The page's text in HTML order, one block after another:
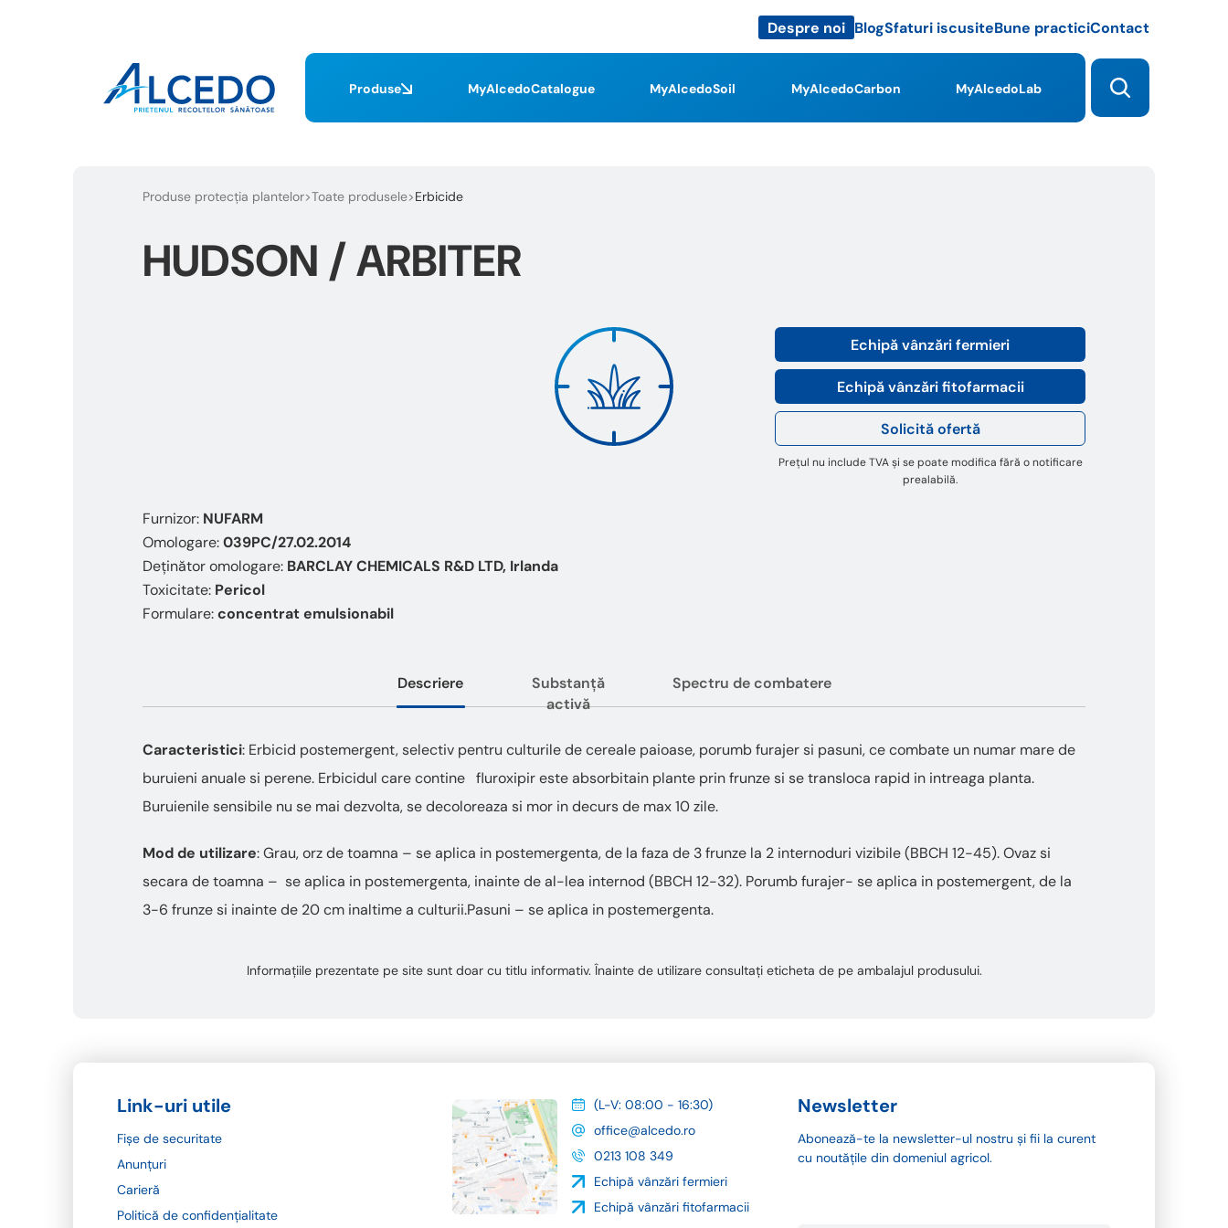
Produse MyAlcedoCatalogue MyAlcedoSoil MyAlcedoCarbon MyAlcedoLab
Despre noi BlogSfaturi iscusiteBune practiciContact
Produse protecția plantelor Toate produsele Erbicide
HUDSON / ARBITER
Echipă vânzări fermieri
Echipă vânzări fitofarmacii
Solicită ofertă
Prețul nu include TVA și se poate modifica fără o notificare
prealabilă.
Furnizor: NUFARM
Omologare:039PC/27.02.2014
Deținător omologare: BARCLAY CHEMICALS R&D LTD, Irlanda
Toxicitate: Pericol
Formulare:concentrat emulsionabil
Descriere
Caracteristici: Erbicid postemergent, selectiv pentru culturile de cereale paioase, porumb furajer si pasuni, ce combate un numar mare de
buruieni anuale si perene. Erbicidul care contine fluroxipir este absorbitain plante prin frunze si se transloca rapid in intreaga planta.
Buruienile sensibile nu se mai dezvolta, se decoloreaza si mor in decurs de max 10 zile.
Mod de utilizare: Grau, orz de toamna – se aplica in postemergenta, de la faza de 3 frunze la 2 internoduri vizibile (BBCH 12-45). Ovaz si
secara de toamna – se aplica in postemergenta, inainte de al-lea internod (BBCH 12-32). Porumb furajer- se aplica in postemergent, de la
3-6 frunze si inainte de 20 cm inaltime a culturii.Pasuni – se aplica in postemergenta.
Substanță
activă
Spectru de combatere
Informațiile prezentate pe site sunt doar cu titlu informativ. Înainte de utilizare consultați eticheta de pe ambalajul produsului.
Link-uri utile
Fișe de securitate
Anunțuri
Carieră
Politică de confidențialitate
(L-V: 08:00 - 16:30)
office@alcedo.ro
0213 108 349
Echipă vânzări fermieri
Echipă vânzări fitofarmacii
Newsletter
Abonează-te la newsletter-ul nostru și fii la curent
cu noutățile din domeniul agricol.